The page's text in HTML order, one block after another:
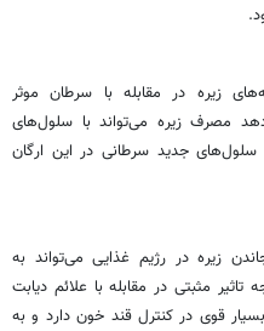
زیره در مقابله با سرطان موثر
مصرف زیره می‌تواند با سلول‌های
جدید سرطانی در این ارگان
زیره در رژیم غذایی می‌تواند به
مثبتی در مقابله با علائم دیابت
قوی در کنترل قند خون دارد و به